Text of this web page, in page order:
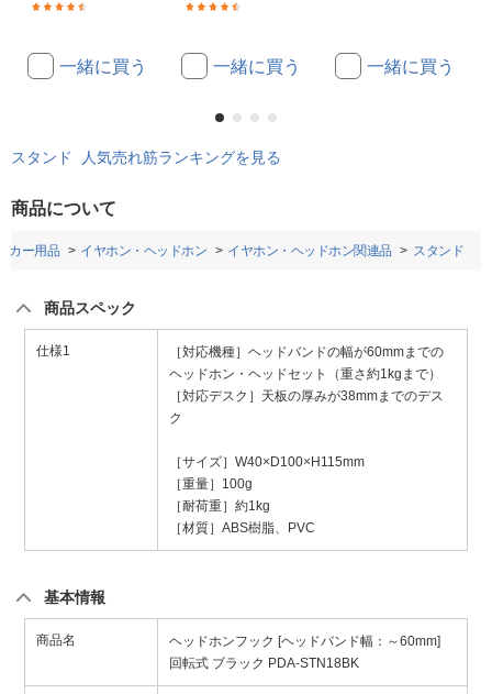
一緒に買う 一緒に買う 一緒に買う
スタンド 人気売れ筋ランキングを見る
商品について
カー用品 イヤホン・ヘッドホン イヤホン・ヘッドホン関連品 スタンド
商品スペック
仕様1
［対応機種］ヘッドバンドの幅が60mmまでの
ヘッドホン・ヘッドセット（重さ約1kgまで）
［対応デスク］天板の厚みが38mmまでのデス
ク
［サイズ］W40×D100×H115mm
［重量］100g
［耐荷重］約1kg
［材質］ABS樹脂、PVC
基本情報
商品名
ヘッドホンフック [ヘッドバンド幅：～60mm]
回転式 ブラック PDA-STN18BK